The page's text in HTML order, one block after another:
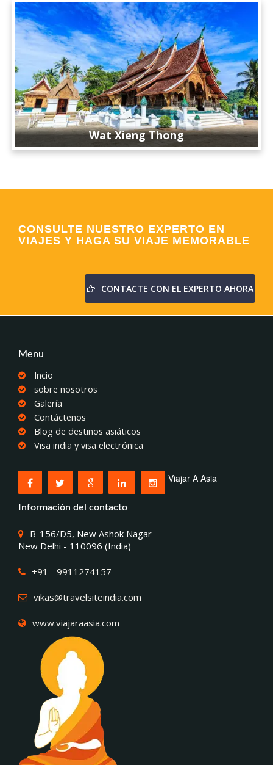
Wat Xieng Thong
CONSULTE NUESTRO EXPERTO EN
VIAJES Y HAGA SU VIAJE MEMORABLE
CONTACTE CON EL EXPERTO AHORA
Menu
Incio
sobre nosotros
Galería
Contáctenos
Blog de destinos asiáticos
Visa india y visa electrónica
Información del contacto
Viajar A Asia
B-156/D5, New Ashok Nagar
New Delhi - 110096 (India)
+91 - 9911274157
vikas@travelsiteindia.com
www.viajaraasia.com